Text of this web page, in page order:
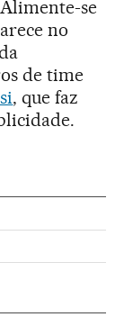
se
no
de time
, que faz